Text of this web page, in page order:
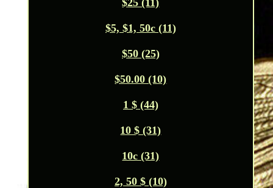
$5, $1, 50c (11)
$50 (25)
$50.00 (10)
1 $ (44)
10 $ (31)
10c (31)
2, 50 $ (10)